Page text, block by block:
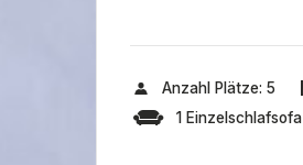
Anzahl Plätze:5
1 Einzelschlafsofa